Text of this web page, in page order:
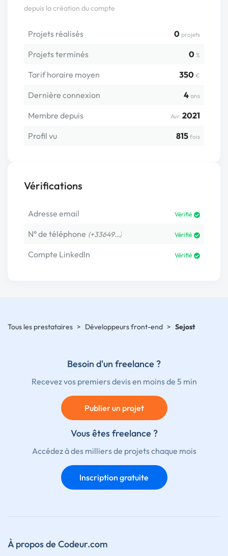
depuis la création du compte
Projets réalisés 0 projets
Projets terminés 0 %
Tarif horaire moyen 350 €
Dernière connexion 4 ans
Membre depuis Avr. 2021
Profil vu
815 fois
Vérifications
Adresse email Vérifié
N° de téléphone (+33649…) Vérifié
Compte LinkedIn Vérifié
Tous les prestataires > Développeurs front-end > Sejost
Besoin d'un freelance ?
Recevez vos premiers devis en moins de 5 min
Publier un projet
Vous êtes freelance ?
Accédez à des milliers de projets chaque mois
Inscription gratuite
À propos de Codeur.com